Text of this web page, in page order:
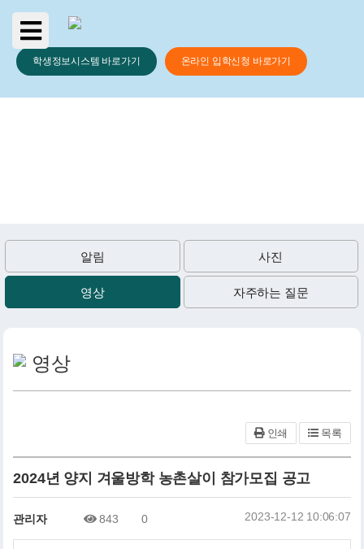
학생정보시스템 바로가기 온라인 입학신청 바로가기
알림 사진
영상 자주하는 질문
영상
인쇄 목록
2024년 양지 겨울방학 농촌살이 참가모집 공고
관리자 843 0 2023-12-12 10:06:07